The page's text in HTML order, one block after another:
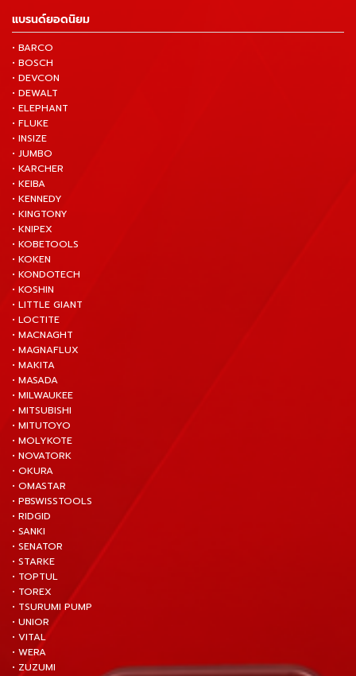
แบรนด์ยอดนิยม
• BARCO
• BOSCH
• DEVCON
• DEWALT
• ELEPHANT
• FLUKE
• INSIZE
• JUMBO
• KARCHER
• KEIBA
• KENNEDY
• KINGTONY
• KNIPEX
• KOBETOOLS
• KOKEN
• KONDOTECH
• KOSHIN
• LITTLE GIANT
• LOCTITE
• MACNAGHT
• MAGNAFLUX
• MAKITA
• MASADA
• MILWAUKEE
• MITSUBISHI
• MITUTOYO
• MOLYKOTE
• NOVATORK
• OKURA
• OMASTAR
• PBSWISSTOOLS
• RIDGID
• SANKI
• SENATOR
• STARKE
• TOPTUL
• TOREX
• TSURUMI PUMP
• UNIOR
• VITAL
• WERA
• ZUZUMI